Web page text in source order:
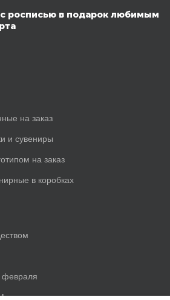
росписью в подарок любимым
на заказ
и сувениры
на заказ
в коробках
февраля